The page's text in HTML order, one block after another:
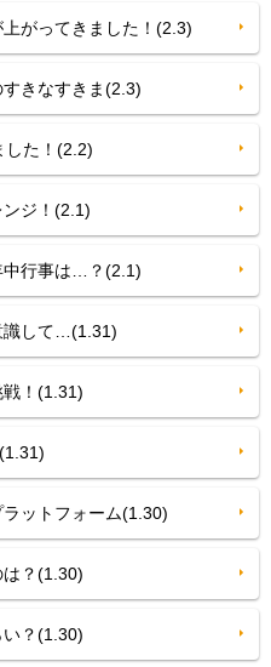
がってきました！(2.3)
きなすきま(2.3)
た！(2.2)
ジ！(2.1)
行事は…？(2.1)
して…(1.31)
！(1.31)
ットフォーム(1.30)
？(1.30)
？(1.30)